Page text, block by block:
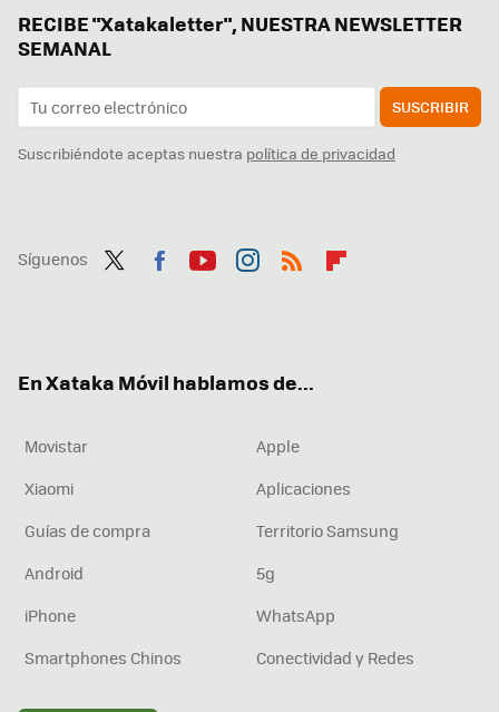
RECIBE "Xatakaletter", NUESTRA NEWSLETTER
SEMANAL
SUSCRIBIR
Suscribiéndote aceptas nuestra política de privacidad
Síguenos
En Xataka Móvil hablamos de...
Movistar
Apple
Xiaomi
Aplicaciones
Guías de compra
Territorio Samsung
Android
5g
iPhone
WhatsApp
Smartphones Chinos
Conectividad y Redes